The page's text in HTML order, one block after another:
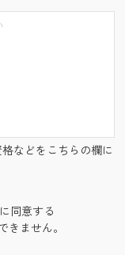
などをこちらの欄に
同意する
ません。